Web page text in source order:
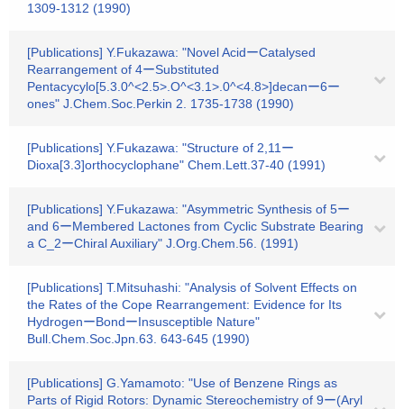
1309-1312 (1990)
[Publications] Y.Fukazawa: "Novel AcidーCatalysed
Rearrangement of 4ーSubstituted
Pentacycylo[5.3.0^<2.5>.O^<3.1>.0^<4.8>]decanー6ー
ones" J.Chem.Soc.Perkin 2. 1735-1738 (1990)
[Publications] Y.Fukazawa: "Structure of 2,11ー
Dioxa[3.3]orthocyclophane" Chem.Lett.37-40 (1991)
[Publications] Y.Fukazawa: "Asymmetric Synthesis of 5ー
and 6ーMembered Lactones from Cyclic Substrate Bearing
a C_2ーChiral Auxiliary" J.Org.Chem.56. (1991)
[Publications] T.Mitsuhashi: "Analysis of Solvent Effects on
the Rates of the Cope Rearrangement: Evidence for Its
HydrogenーBondーInsusceptible Nature"
Bull.Chem.Soc.Jpn.63. 643-645 (1990)
[Publications] G.Yamamoto: "Use of Benzene Rings as
Parts of Rigid Rotors: Dynamic Stereochemistry of 9ー(Aryl